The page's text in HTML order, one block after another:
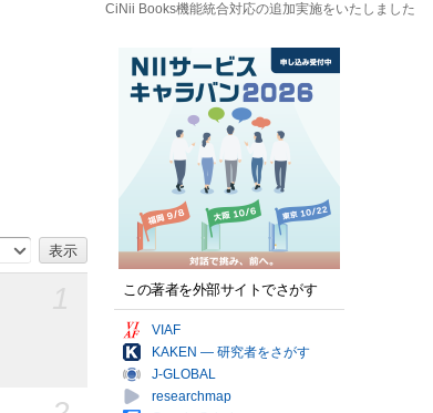
CiNii Books機能統合対応の追加実施をいたしました
この著者を外部サイトでさがす
VIAF
KAKEN — 研究者をさがす
J-GLOBAL
researchmap